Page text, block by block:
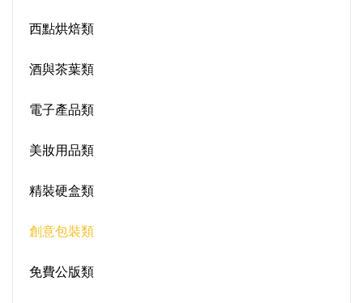
西點烘焙類
酒與茶葉類
電子產品類
美妝用品類
精裝硬盒類
創意包裝類
免費公版類